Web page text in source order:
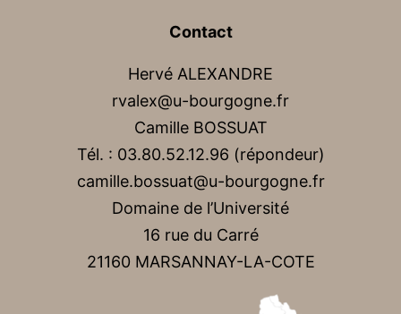
Contact
Hervé ALEXANDRE
rvalex@u-bourgogne.fr
Camille BOSSUAT
Tél. : 03.80.52.12.96 (répondeur)
camille.bossuat@u-bourgogne.fr
Domaine de l’Université
16 rue du Carré
21160 MARSANNAY-LA-COTE